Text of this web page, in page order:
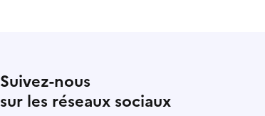
Suivez-nous
sur les réseaux sociaux